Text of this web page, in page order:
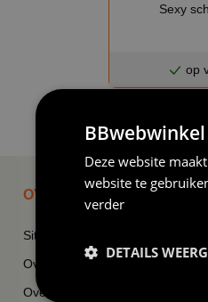
Sexy
op
Produkten
OVERZICHT
Sitemapping
Overzicht thema's
Overzicht rubrieken
Deze website
website te
verder
DETAILS